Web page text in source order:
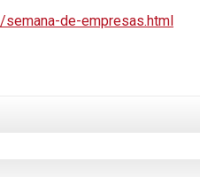
de-empresas.html